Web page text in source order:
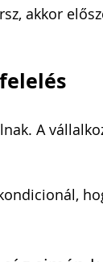
akkor
A